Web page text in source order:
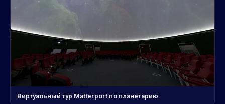
Виртуальный тур Matterport по планетарию